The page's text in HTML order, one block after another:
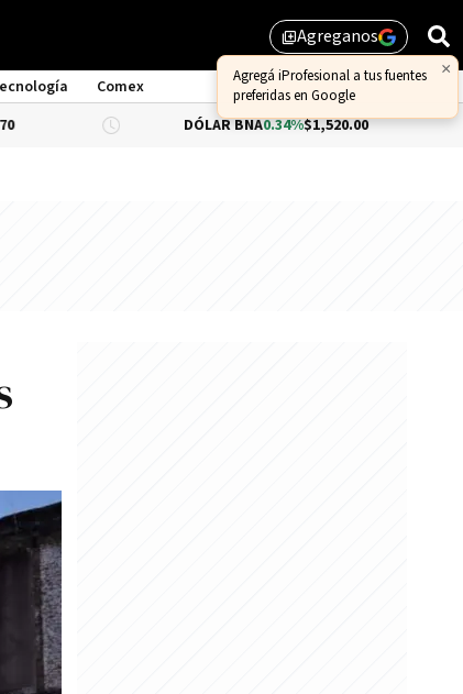
library_addAgreganos
×
Agregá iProfesional a tus fuentes
preferidas en Google
Comex
DÓLAR BNA0.34%$1,520.00 DÓLAR